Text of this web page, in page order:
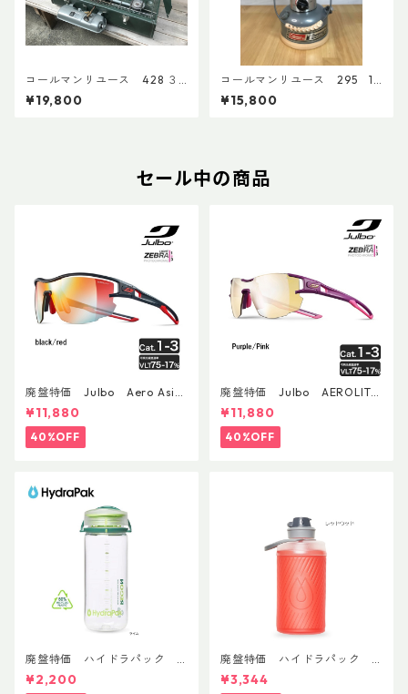
コールマンリユース 428 ３
バーナー 1993年3月 点検整
備済 4396
¥19,800
コールマンリユース 295 19
92年6月製 点検整備済 390
6
¥15,800
セール中の商品
廃盤特価 Julbo Aero Asia
nFit
¥11,880
40%OFF
廃盤特価 Julbo AEROLITE
AsianFit
¥11,880
40%OFF
廃盤特価 ハイドラパック
リーコン ツイスト＆シップ 50
0ml
¥2,200
廃盤特価 ハイドラパック
フラックス 750ml
¥3,344